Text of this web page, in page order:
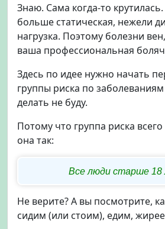
Знаю. Сама когда-то
больше статическая, нежели
нагрузка. Поэтому болезни
ваша профессиональная
Здесь по идее нужно начать
группы риска по
делать не буду.
Потому что группа риска
она так:
Все люди старше 18
Не верите? А вы посмотрите,
сидим (или стоим), едим,